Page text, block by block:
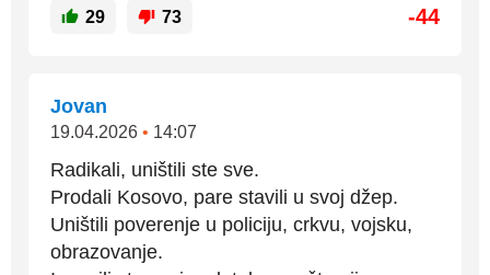
29 73 -44
Jovan
19.04.2026 • 14:07
Radikali, uništili ste sve.
Prodali Kosovo, pare stavili u svoj džep.
Uništili poverenje u policiju, crkvu, vojsku,
obrazovanje.